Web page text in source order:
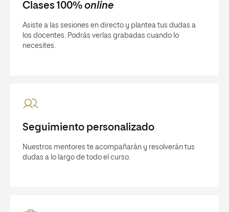
Clases 100% online
Asiste a las sesiones en directo y plantea tus dudas a
los docentes. Podrás verlas grabadas cuando lo
necesites.
Seguimiento personalizado
Nuestros mentores te acompañarán y resolverán tus
dudas a lo largo de todo el curso.